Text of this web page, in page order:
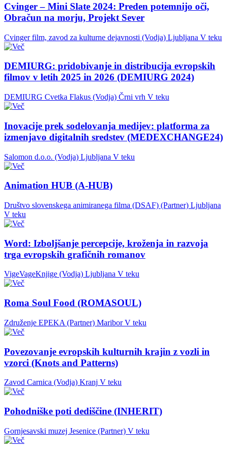
Cvinger – Mini Slate 2024: Preden potemnijo oči,
Obračun na morju, Projekt Sever
Cvinger film, zavod za kulturne dejavnosti (Vodja) Ljubljana V teku
DEMIURG: pridobivanje in distribucija evropskih
filmov v letih 2025 in 2026 (DEMIURG 2024)
DEMIURG Cvetka Flakus (Vodja) Črni vrh V teku
Inovacije prek sodelovanja medijev: platforma za
izmenjavo digitalnih sredstev (MEDEXCHANGE24)
Salomon d.o.o. (Vodja) Ljubljana V teku
Animation HUB (A-HUB)
Društvo slovenskega animiranega filma (DSAF) (Partner) Ljubljana
V teku
Word: Izboljšanje percepcije, kroženja in razvoja
trga evropskih grafičnih romanov
VigeVageKnjige (Vodja) Ljubljana V teku
Roma Soul Food (ROMASOUL)
Združenje EPEKA (Partner) Maribor V teku
Povezovanje evropskih kulturnih krajin z vozli in
vzorci (Knots and Patterns)
Zavod Carnica (Vodja) Kranj V teku
Pohodniške poti dediščine (INHERIT)
Gornjesavski muzej Jesenice (Partner) V teku